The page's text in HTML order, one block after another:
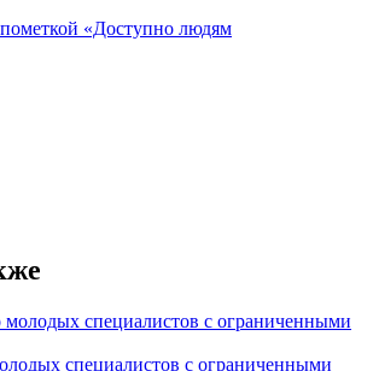
«Доступно людям
специалистов с ограниченными